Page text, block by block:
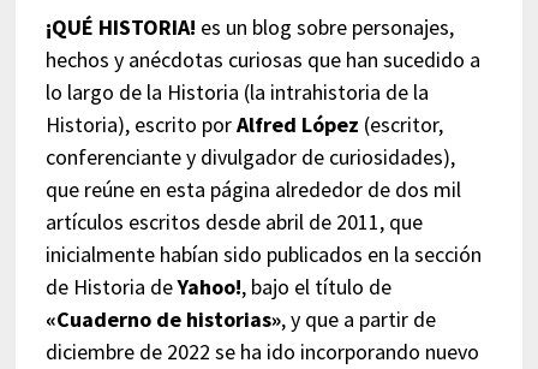
¡QUÉ HISTORIA! es un blog sobre personajes,
hechos y anécdotas curiosas que han sucedido a
lo largo de la Historia (la intrahistoria de la
Historia), escrito porAlfred López (escritor,
conferenciante y divulgador de curiosidades),
que reúne en esta página alrededor de dos mil
artículos escritos desde abril de 2011, que
inicialmente habían sido publicados en la sección
de Historia deYahoo!, bajo el título de
«Cuaderno de historias», y que a partir de
diciembre de 2022 se ha ido incorporando nuevo